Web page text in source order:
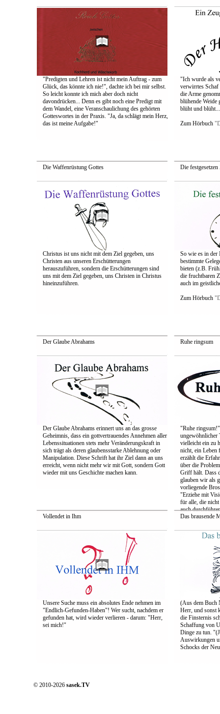
"Predigten und Lehren ist nicht mein Auftrag - zum
Glück, das könnte ich nie!", dachte ich bei mir selbst.
So leicht konnte ich mich aber doch nicht
davondrücken... Denn es gibt noch eine Predigt mit
dem Wandel, eine Veranschaulichung des gehörten
Gotteswortes in der Praxis. "Ja, da schlägt mein Herz,
das ist meine Aufgabe!"
"Ich wurde als
verwirrtes Schaf
die Arme
blühende Weide
blüht und
Zum Hörbuch
Die Waffenrüstung Gottes
Christus ist uns nicht mit dem Ziel gegeben, uns
Christen aus unseren Erschütterungen
herauszuführen, sondern die Erschütterungen sind
uns mit dem Ziel gegeben, uns Christen in Christus
hineinzuführen.
Die festgesetzen
So wie es in der
bestimmte
bieten (z.B.
die fruchtbaren
auch im
Zum Hörbuch
Der Glaube Abrahams
Der Glaube Abrahams erinnert uns an das grosse
Geheimnis, dass ein gottvertrauendes Annehmen aller
Lebenssituationen stets mehr Veränderungskraft in
sich trägt als deren glaubensstarke Ablehnung oder
Manipulation. Diese Schrift hat ihr Ziel dann an uns
erreicht, wenn nicht mehr wir mit Gott, sondern Gott
wieder mit uns Geschichte machen kann.
Ruhe ringsum
"Ruhe
ungewöhnlicher
vielleicht ein zu
nicht, ein Leben
erzählt die
über die
Griff hält. Dass
glauben wir als
vorliegende
"Erziehe mit
für alle, die nicht
auch
Vollendet in Ihm
Unsere Suche muss ein absolutes Ende nehmen im
"Endlich-Gefunden-Haben"! Wer sucht, nachdem er
gefunden hat, wird wieder verlieren - darum: "Herr,
sei mich!"
Das brausende
(Aus dem Buch
Herr, und sonst
die Finsternis
Schaffung von
Dinge zu tun.
Auswirkungen
Schocks der
© 2010-2026 sasek.TV